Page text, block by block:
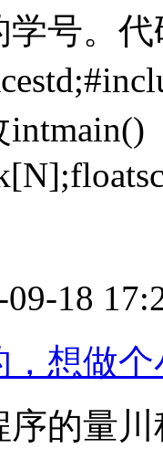
号。
09-18
想做
序的量